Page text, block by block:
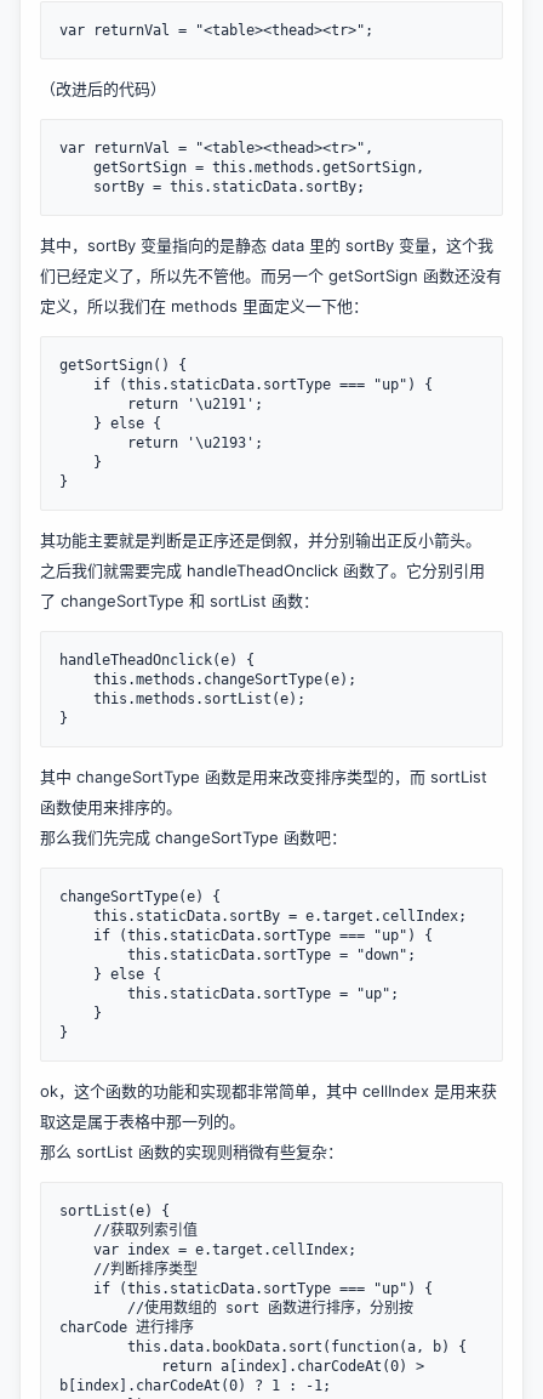
var returnVal = "<table><thead><tr>";
（改进后的代码）
var returnVal = "<table><thead><tr>",
    sortBy = this.staticData.sortBy;
其中，sortBy 变量指向的是静态 data 里的 sortBy 变量，这个我
们已经定义了，所以先不管他。而另一个 getSortSign 函数还没有
定义，所以我们在 methods 里面定义一下他：
getSortSign() {
}
其功能主要就是判断是正序还是倒叙，并分别输出正反小箭头。
之后我们就需要完成 handleTheadOnclick 函数了。它分别引用
了 changeSortType 和 sortList 函数：
handleTheadOnclick(e) {
}
其中 changeSortType 函数是用来改变排序类型的，而 sortList
函数使用来排序的。
那么我们先完成 changeSortType 函数吧：
changeSortType(e) {
}
ok，这个函数的功能和实现都非常简单，其中 cellIndex 是用来获
取这是属于表格中那一列的。
那么 sortList 函数的实现则稍微有些复杂：
sortList(e) {
charCode 进行排序
b[index].charCodeAt(0) ? 1 : -1;